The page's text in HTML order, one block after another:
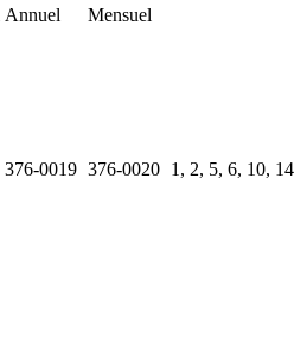
Annuel
Mensuel
376-0019 376-0020 1, 2, 5, 6, 10, 14